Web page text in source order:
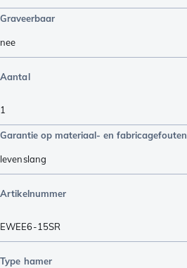
Graveerbaar
nee
Aantal
1
Garantie op materiaal- en fabricagefouten
levenslang
Artikelnummer
EWEE6-15SR
Type hamer